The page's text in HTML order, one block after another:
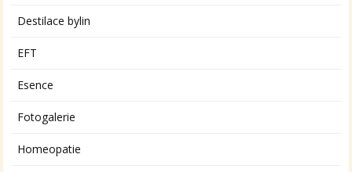
Destilace bylin
EFT
Esence
Fotogalerie
Homeopatie